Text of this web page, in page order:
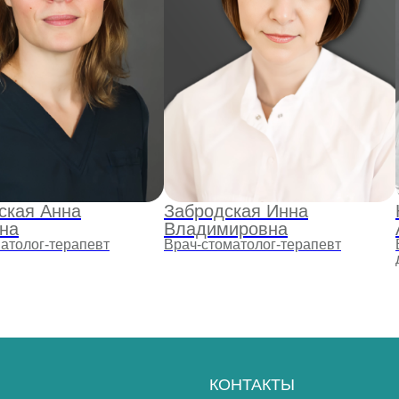
Анна
терапевт
Забродская Инна
Владимировна
Врач-стоматолог-терапевт
ВКонтакте
КОНТАКТЫ
8 (812) 432-32-32
СЕТИ
Telegram
MAX
ВКонтакте